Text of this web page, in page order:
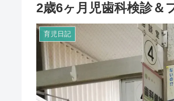
2歳6ヶ月児歯科検診＆
育児日記